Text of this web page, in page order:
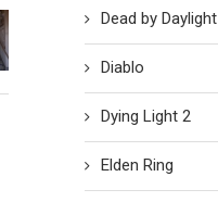
Dead by Daylight
Diablo
Dying Light 2
Elden Ring